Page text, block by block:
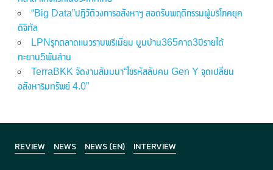
“Big Data”ปฏิวัติวงการอสังหาฯ สอดรับพฤติกรรมผู้บริโภคยุค
ดิจิทัล
LPNรุกตลาดแนวราบพรีเมี่ยม บูมบ้าน365คาด3ปีรายได้
ทะยาน5พันล้าน
TerraBKK จัดงานสัมมนา“ไขรหัสลับคน Gen Y จุดเปลี่ยน
อสังหาริมทรัพย์ 4.0”
REVIEW NEWS NEWS (EN) INTERVIEW